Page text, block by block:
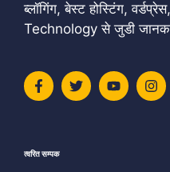
ब्लॉगिंग, बेस्ट होस्टिंग,
Technology से जुडी
त्वरित सम्पक